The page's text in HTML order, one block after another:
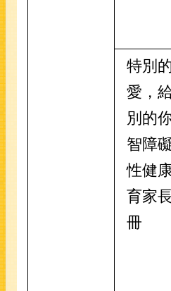
特別
愛，
別的
智障
性健
育家
冊